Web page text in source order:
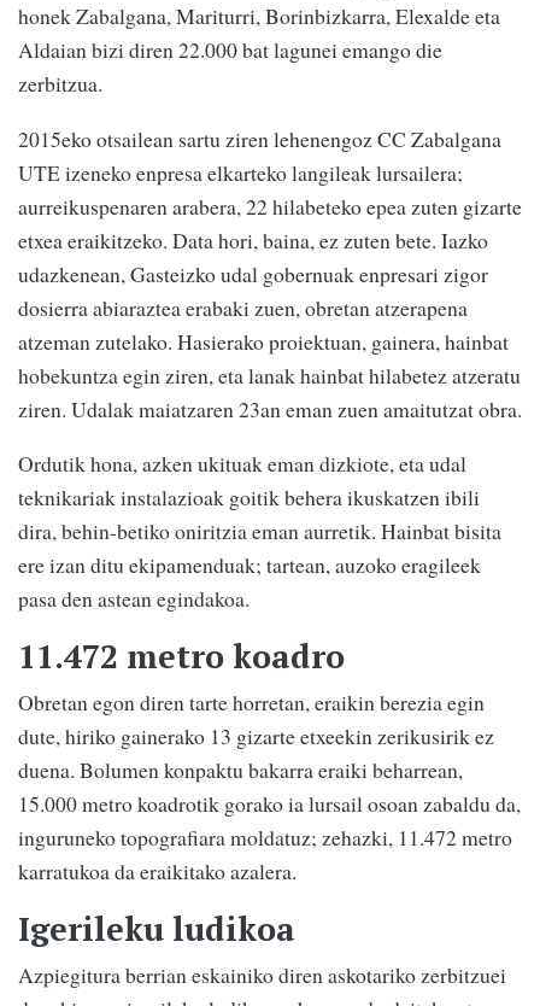
honek Zabalgana, Mariturri, Borinbizkarra, Elexalde eta
Aldaian bizi diren 22.000 bat lagunei emango die
zerbitzua.
2015eko otsailean sartu ziren lehenengoz CC Zabalgana
UTE izeneko enpresa elkarteko langileak lursailera;
aurreikuspenaren arabera, 22 hilabeteko epea zuten gizarte
etxea eraikitzeko. Data hori, baina, ez zuten bete. Iazko
udazkenean, Gasteizko udal gobernuak enpresari zigor
dosierra abiaraztea erabaki zuen, obretan atzerapena
atzeman zutelako. Hasierako proiektuan, gainera, hainbat
hobekuntza egin ziren, eta lanak hainbat hilabetez atzeratu
ziren. Udalak maiatzaren 23an eman zuen amaitutzat obra.
Ordutik hona, azken ukituak eman dizkiote, eta udal
teknikariak instalazioak goitik behera ikuskatzen ibili
dira, behin-betiko oniritzia eman aurretik. Hainbat bisita
ere izan ditu ekipamenduak; tartean, auzoko eragileek
pasa den astean egindakoa.
11.472 metro koadro
Obretan egon diren tarte horretan, eraikin berezia egin
dute, hiriko gainerako 13 gizarte etxeekin zerikusirik ez
duena. Bolumen konpaktu bakarra eraiki beharrean,
15.000 metro koadrotik gorako ia lursail osoan zabaldu da,
inguruneko topografiara moldatuz; zehazki, 11.472 metro
karratukoa da eraikitako azalera.
Igerileku ludikoa
Azpiegitura berrian eskainiko diren askotariko zerbitzuei